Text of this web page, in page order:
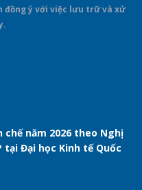
đồng ý với việc lưu trữ và xử
chế năm 2026 theo Nghị
tại Đại học Kinh tế Quốc